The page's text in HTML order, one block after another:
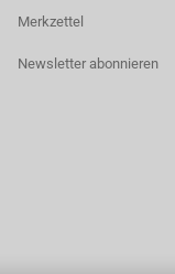
Merkzettel
Newsletter abonnieren